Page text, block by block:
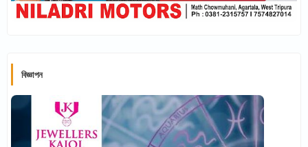
বিজ্ঞাপন